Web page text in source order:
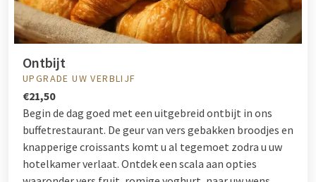
Ontbijt
UPGRADE UW VERBLIJF
€21,50
Begin de dag goed met een uitgebreid ontbijt in ons
buffetrestaurant. De geur van vers gebakken broodjes en
knapperige croissants komt u al tegemoet zodra u uw
hotelkamer verlaat. Ontdek een scala aan opties